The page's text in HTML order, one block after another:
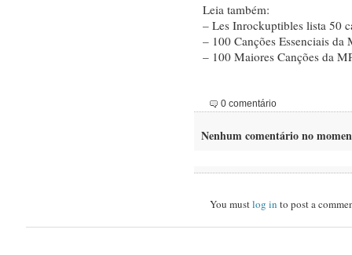
Leia também:
– Les Inrockuptibles lista 50
– 100 Canções Essenciais da
– 100 Maiores Canções da
0 comentário
Nenhum comentário no
You mustlog in to post a